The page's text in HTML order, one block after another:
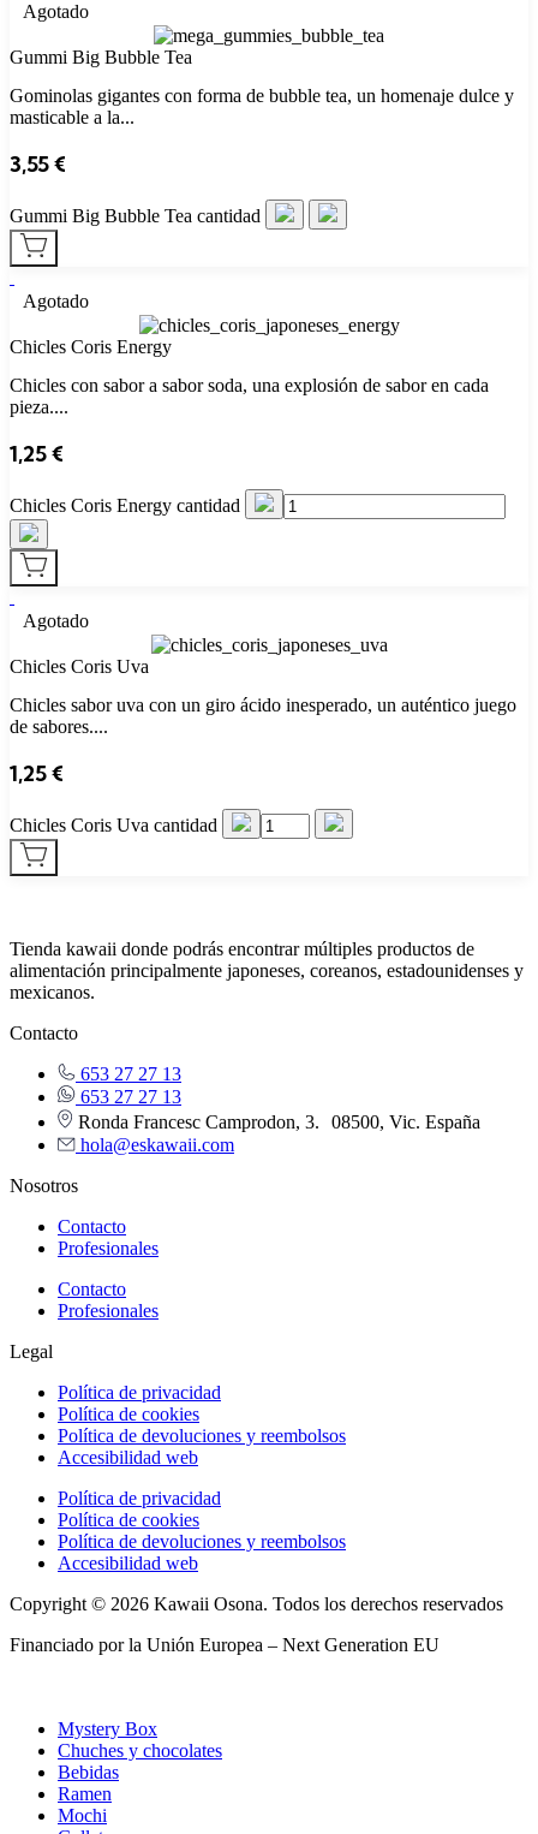
Agotado
Gummi Big Bubble Tea
Gominolas gigantes con forma de bubble tea, un homenaje dulce y
masticable a la...
3,55€
Gummi Big Bubble Tea cantidad
Agotado
Chicles Coris Energy
Chicles con sabor a sabor soda, una explosión de sabor en cada
pieza....
1,25€
Chicles Coris Energy cantidad
Agotado
Chicles Coris Uva
Chicles sabor uva con un giro ácido inesperado, un auténtico juego
de sabores....
1,25€
Chicles Coris Uva cantidad
Tienda kawaii donde podrás encontrar múltiples productos de
alimentación principalmente japoneses, coreanos, estadounidenses y
mexicanos.
Contacto
653 27 27 13
653 27 27 13
Ronda Francesc Camprodon, 3. 08500, Vic. España
hola@eskawaii.com
Nosotros
Contacto
Profesionales
Contacto
Profesionales
Legal
Política de privacidad
Política de cookies
Política de devoluciones y reembolsos
Accesibilidad web
Política de privacidad
Política de cookies
Política de devoluciones y reembolsos
Accesibilidad web
Copyright © 2026 Kawaii Osona. Todos los derechos reservados
Financiado por la Unión Europea – Next Generation EU
Mystery Box
Chuches y chocolates
Bebidas
Ramen
Mochi